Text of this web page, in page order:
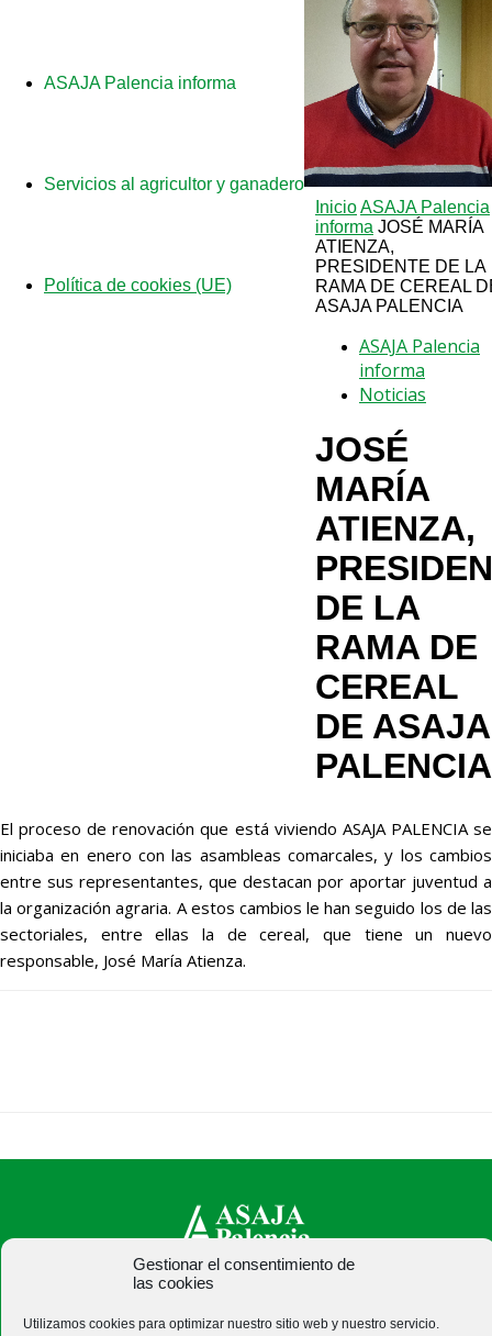
Gestionar el consentimiento de
las cookies
Utilizamos cookies para optimizar nuestro sitio web y nuestro servicio.
ASAJA Palencia informa
Servicios al agricultor y ganadero
Política de cookies (UE)
InicioASAJA Palencia
informa JOSÉ MARÍA
ATIENZA,
PRESIDENTE DE LA
RAMA DE CEREAL
ASAJA PALENCIA
ASAJA Palencia
informa
Noticias
JOSÉ
MARÍA
ATIENZA,
DE LA
RAMA DE
CEREAL
DE ASAJA
PALENCIA
El proceso de renovación que está viviendo ASAJA PALENCIA se
iniciaba en enero con las asambleas comarcales, y los cambios
entre sus representantes, que destacan por aportar juventud a
la organización agraria. A estos cambios le han seguido los de las
sectoriales, entre ellas la de cereal, que tiene un nuevo
responsable, José María Atienza.
ASAJA Palencia - Jóvenes Agricultores
C/ Felipe Prieto, 8. Pza. Bigar Centro - 34001 Palencia -